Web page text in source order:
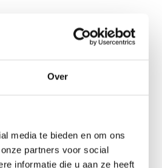
Over
media te bieden en om ons
partners voor social
informatie die u aan ze heeft